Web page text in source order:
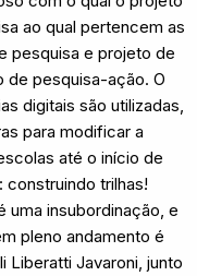
ao qual pertencem as
pesquisa e projeto de
de pesquisa-ação. O
digitais são utilizadas,
para modificar a
até o início de
construindo trilhas!
uma insubordinação, e
pleno andamento é
Liberatti Javaroni, junto